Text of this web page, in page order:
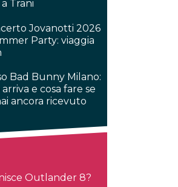
Trani
Jovanotti 2026
Party: viaggia
Bad Bunny Milano:
e cosa fare se
ancora ricevuto
Outlander 8?